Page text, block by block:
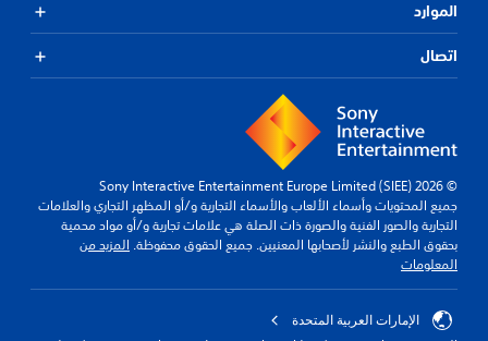
الموارد
اتصال
© 2026 Sony Interactive Entertainment Europe Limited (SIEE)
جميع المحتويات وأسماء الألعاب والأسماء التجارية و/أو المظهر التجاري والعلامات
التجارية والصور الفنية والصورة ذات الصلة هي علامات تجارية و/أو مواد محمية
بحقوق الطبع والنشر لأصحابها المعنيين. جميع الحقوق محفوظة.المزيد من
المعلومات
الإمارات العربية المتحدة